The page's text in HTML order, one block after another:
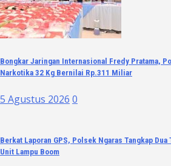
Bongkar Jaringan Internasional Fredy Pratama,
Narkotika 32 Kg Bernilai Rp.311 Miliar
5 Agustus 2026 0
Berkat Laporan GPS, Polsek Ngaras Tangkap
Unit Lampu Boom